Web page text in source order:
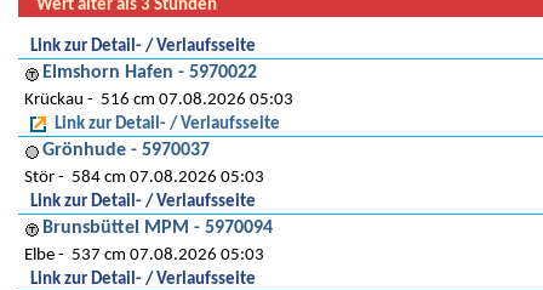
Wert älter als 3 Stunden
Link zur Detail- / Verlaufsseite
Elmshorn Hafen - 5970022
Krückau
516 cm 07.08.2026 05:03
Link zur Detail- / Verlaufsseite
Grönhude - 5970037
Stör
584 cm 07.08.2026 05:03
Link zur Detail- / Verlaufsseite
Brunsbüttel MPM - 5970094
Elbe
537 cm 07.08.2026 05:03
Link zur Detail- / Verlaufsseite